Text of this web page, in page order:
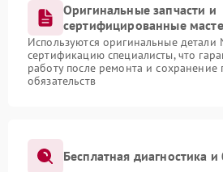
Оригинальные запчасти и
сертифицированные
Используются оригинальные
сертификацию специалисты, что
работу после ремонта и сохранение
обязательств
Бесплатная диагностика